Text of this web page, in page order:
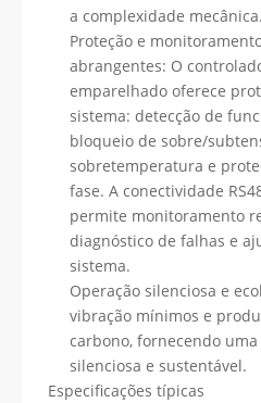
a complexidade mecânica.
Proteção e
abrangentes: O
emparelhado oferece
sistema: detecção de
bloqueio de sobre/
sobretemperatura e
fase. A conectividade
permite monitoramento
diagnóstico de falhas e
sistema.
Operação silenciosa e
vibração mínimos e
carbono, fornecendo
silenciosa e sustentável.
Especificações típicas